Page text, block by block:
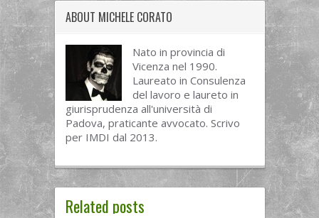
ABOUT MICHELE CORATO
Nato in provincia di
Vicenza nel 1990.
Laureato in Consulenza
del lavoro e laureto in
giurisprudenza all'università di
Padova, praticante avvocato. Scrivo
per IMDI dal 2013.
Related posts